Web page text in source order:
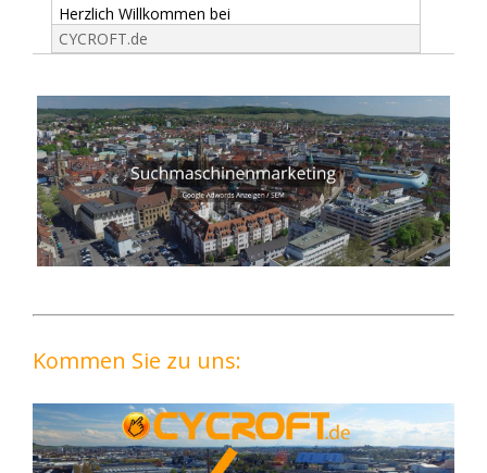
Herzlich Willkommen bei
CYCROFT.de
Kommen Sie zu uns: